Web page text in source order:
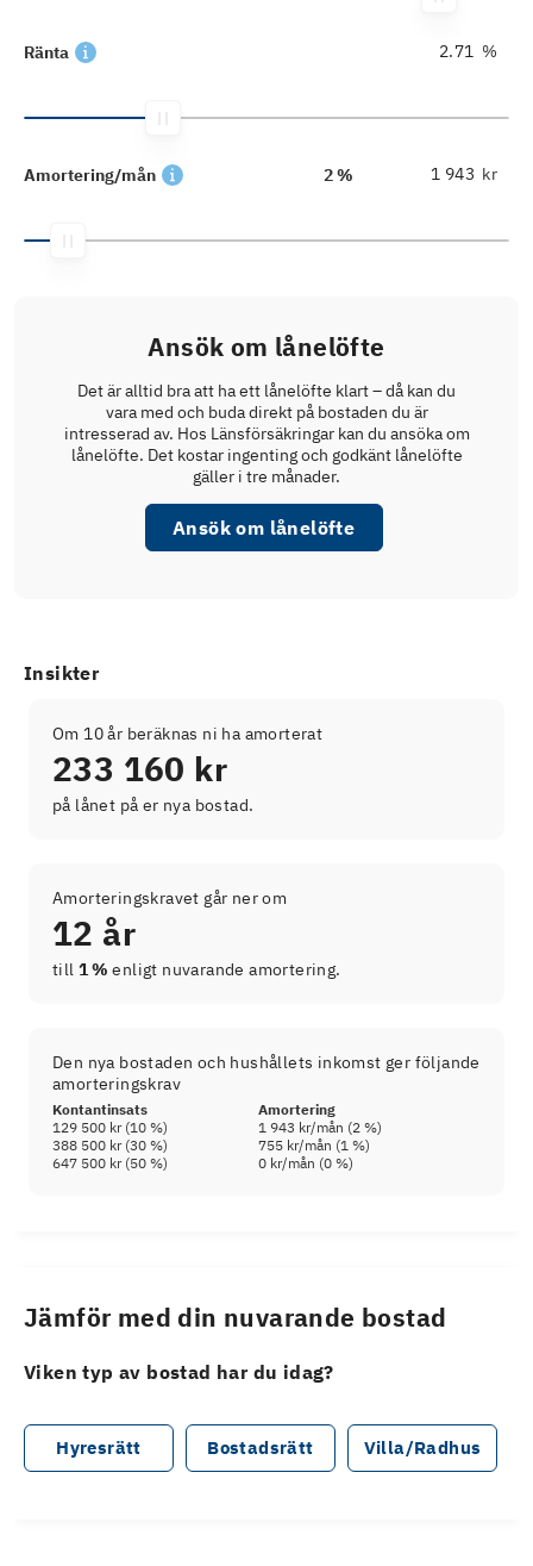
Ränta %
Amortering/mån 2 % kr
Ansök om lånelöfte
Det är alltid bra att ha ett lånelöfte klart – då kan du
vara med och buda direkt på bostaden du är
intresserad av. Hos Länsförsäkringar kan du ansöka om
lånelöfte. Det kostar ingenting och godkänt lånelöfte
gäller i tre månader.
Ansök om lånelöfte
Insikter
Om 10 år beräknas ni ha amorterat
233 160 kr
på lånet på er nya bostad.
Amorteringskravet går ner om
12 år
till 1 % enligt nuvarande amortering.
Den nya bostaden och hushållets inkomst ger följande
amorteringskrav
Kontantinsats
Amortering
129 500 kr(10 %) 1 943 kr/mån (2 %)
388 500 kr(30 %) 755 kr/mån (1 %)
647 500 kr(50 %) 0 kr/mån (0 %)
Jämför med din nuvarande bostad
Viken typ av bostad har du idag?
Hyresrätt Bostadsrätt Villa/Radhus